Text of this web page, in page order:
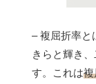
– 複屈折率と
きらと輝き
す。これは複